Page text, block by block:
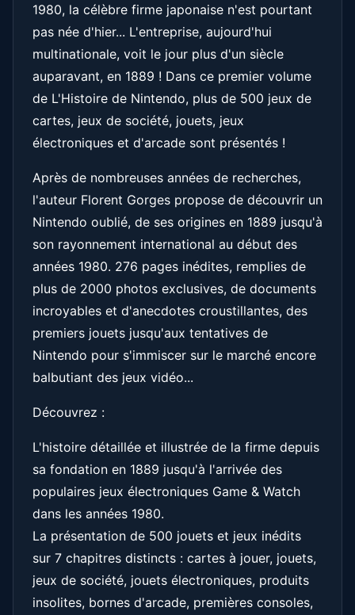
1980, la célèbre firme japonaise n'est pourtant
pas née d'hier... L'entreprise, aujourd'hui
multinationale, voit le jour plus d'un siècle
auparavant, en 1889 ! Dans ce premier volume
de L'Histoire de Nintendo, plus de 500 jeux de
cartes, jeux de société, jouets, jeux
électroniques et d'arcade sont présentés !
Après de nombreuses années de recherches,
l'auteur Florent Gorges propose de découvrir un
Nintendo oublié, de ses origines en 1889 jusqu'à
son rayonnement international au début des
années 1980. 276 pages inédites, remplies de
plus de 2000 photos exclusives, de documents
incroyables et d'anecdotes croustillantes, des
premiers jouets jusqu'aux tentatives de
Nintendo pour s'immiscer sur le marché encore
balbutiant des jeux vidéo...
Découvrez :
L'histoire détaillée et illustrée de la firme depuis
sa fondation en 1889 jusqu'à l'arrivée des
populaires jeux électroniques Game & Watch
dans les années 1980.
La présentation de 500 jouets et jeux inédits
sur 7 chapitres distincts : cartes à jouer, jouets,
jeux de société, jouets électroniques, produits
insolites, bornes d'arcade, premières consoles,